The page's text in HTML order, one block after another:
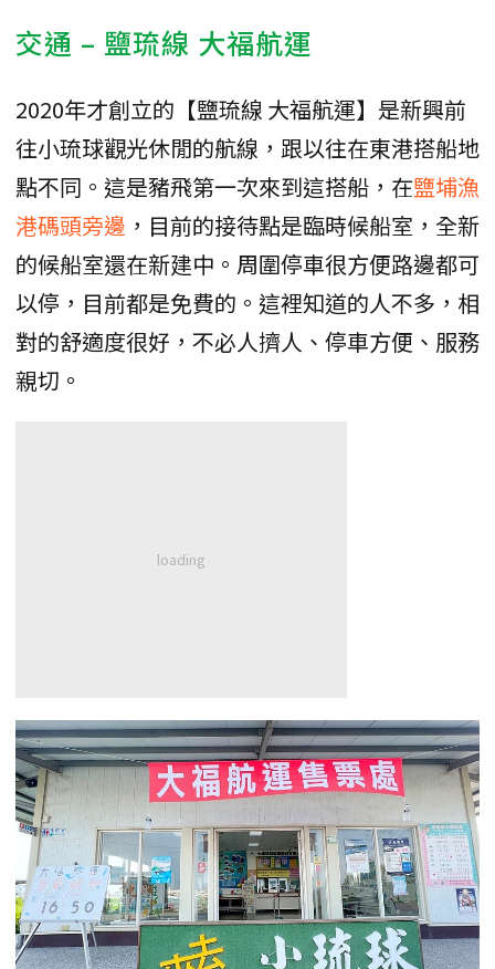
交通 – 鹽琉線 大福航運
2020年才創立的【鹽琉線 大福航運】是新興前
往小琉球觀光休閒的航線，跟以往在東港搭船地
點不同。這是豬飛第一次來到這搭船，在鹽埔漁
港碼頭旁邊 ，目前的接待點是臨時候船室，全新
的候船室還在新建中。周圍停車很方便路邊都可
以停，目前都是免費的。這裡知道的人不多，相
對的舒適度很好，不必人擠人、停車方便、服務
親切。